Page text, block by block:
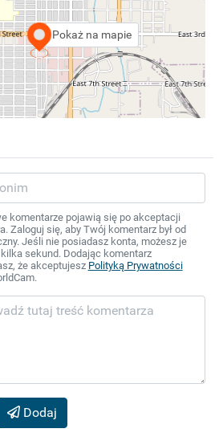
Pokaż na mapie
komentarze pojawią się po akceptacji
Zaloguj się, aby Twój komentarz był od
Jeśli nie posiadasz konta, możesz je
sekund. Dodając komentarz
że akceptujesz Polityką Prywatności
Dodaj